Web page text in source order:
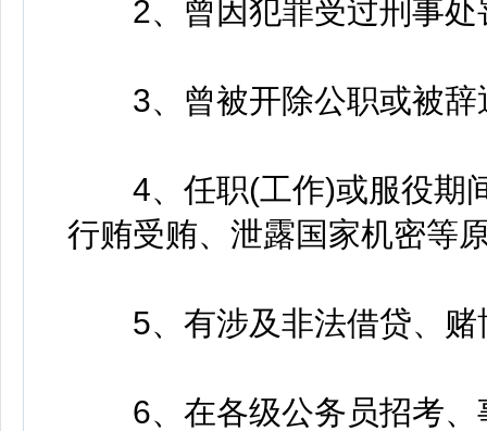
2、曾因犯罪受过刑事处
3、曾被开除公职或被辞
4、任职(工作)或服役期
行贿受贿、泄露国家机密等
5、有涉及非法借贷、赌
6、在各级公务员招考、